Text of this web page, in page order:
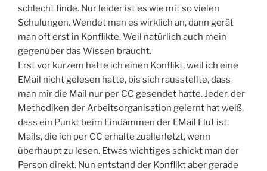
schlecht finde. Nur leider ist es wie mit so vielen
Schulungen. Wendet man es wirklich an, dann gerät
man oft erst in Konflikte. Weil natürlich auch mein
gegenüber das Wissen braucht.
Erst vor kurzem hatte ich einen Konflikt, weil ich eine
EMail nicht gelesen hatte, bis sich rausstellte, dass
man mir die Mail nur per CC gesendet hatte. Jeder, der
Methodiken der Arbeitsorganisation gelernt hat weiß,
dass ein Punkt beim Eindämmen der EMail Flut ist,
Mails, die ich per CC erhalte zuallerletzt, wenn
überhaupt zu lesen. Etwas wichtiges schickt man der
Person direkt. Nun entstand der Konflikt aber gerade